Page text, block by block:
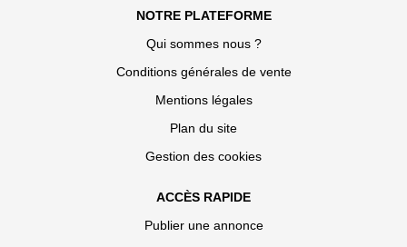
NOTRE PLATEFORME
Qui sommes nous ?
Conditions générales de vente
Mentions légales
Plan du site
Gestion des cookies
ACCÈS RAPIDE
Publier une annonce